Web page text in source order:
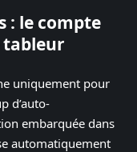
: le compte
tableur
uniquement pour
d’auto-
embarquée dans
automatiquement